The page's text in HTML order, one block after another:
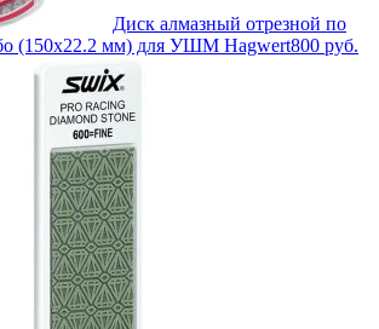
Диск алмазный отрезной по
(150х22.2 мм) для УШМ Hagwert800 руб.